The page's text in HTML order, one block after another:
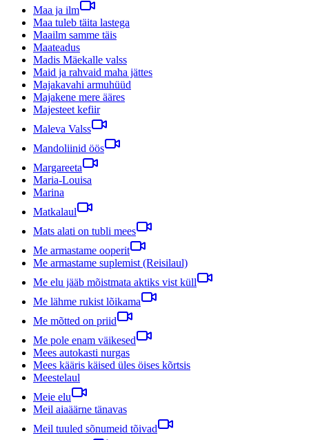
Maa ja ilm
Maa tuleb täita lastega
Maailm samme täis
Maateadus
Madis Mäekalle valss
Maid ja rahvaid maha jättes
Majakavahi armuhüüd
Majakene mere ääres
Majesteet kefiir
Maleva Valss
Mandoliinid öös
Margareeta
Maria-Louisa
Marina
Matkalaul
Mats alati on tubli mees
Me armastame ooperit
Me armastame suplemist (Reisilaul)
Me elu jääb mõistmata aktiks vist küll
Me lähme rukist lõikama
Me mõtted on priid
Me pole enam väikesed
Mees autokasti nurgas
Mees kääris käised üles öises kõrtsis
Meestelaul
Meie elu
Meil aiaäärne tänavas
Meil tuuled sõnumeid tõivad